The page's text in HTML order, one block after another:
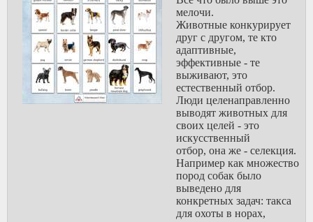
везде первым
ответом будет шутка, это
уже рефлекс обывателя,
здесь не нужны лахтаботы
перекрывающие неудобное,
сами люди будут это делать,
их так натренировали.
Так научали баранов ничего
делать, оставить как есть, не
бухтеть, не качать лодку, не
выходить на протесты, не
организовываться. Просто
смейся.
Будтье внимательны к
шуткам, меняйте привычки,
переучивайте окружение.
Это крайне заразная вещь.
мелочи.
Животные конкурирует
друг с другом, те кто
адаптивные,
эффективные - те
выживают, это
естественный отбор.
Люди целенаправленно
выводят животных для
своих целей - это
искусственный
отбор, она же - селекция.
Например как множество
пород собак было
выведено для
конкретных задач: такса
для охоты в норах,